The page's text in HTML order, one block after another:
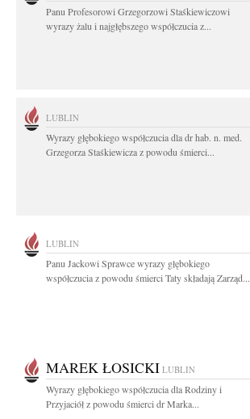
Panu Profesorowi Grzegorzowi Staśkiewiczowi
wyrazy żalu i najgłębszego współczucia z...
LUBLIN
Wyrazy głębokiego współczucia dla dr hab. n. med.
Grzegorza Staśkiewicza z powodu śmierci...
LUBLIN
Panu Jackowi Sprawce wyrazy głębokiego
współczucia z powodu śmierci Taty składają Zarząd...
MAREK ŁOSICKI LUBLIN
Wyrazy głębokiego współczucia dla Rodziny i
Przyjaciół z powodu śmierci dr Marka...